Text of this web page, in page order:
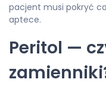
pacjent musi pokryć
aptece.
Peritol —